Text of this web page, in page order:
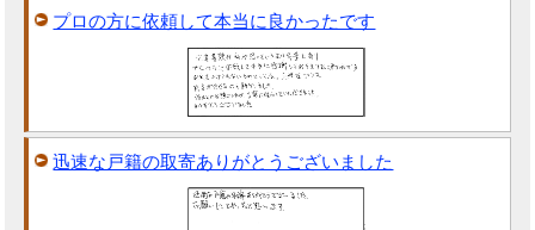
プロの方に依頼して本当に良かったです
迅速な戸籍の取寄ありがとうございました